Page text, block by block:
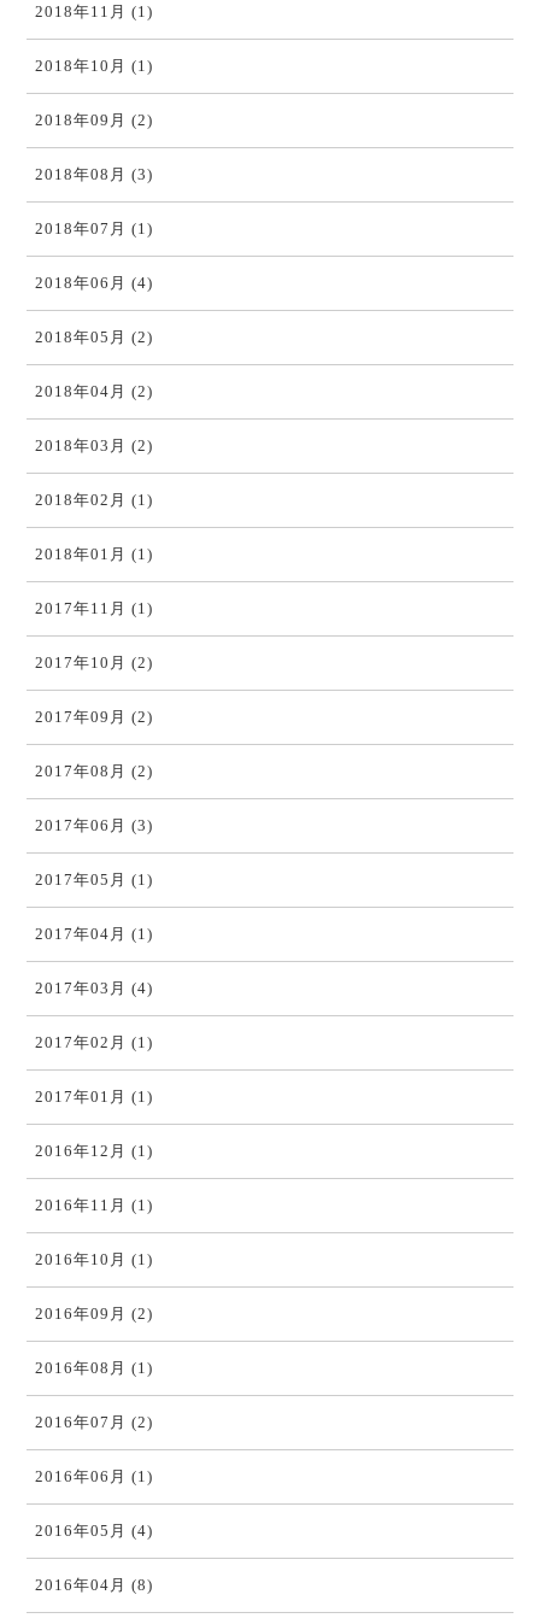
2018年11月 (1)
2018年10月 (1)
2018年09月 (2)
2018年08月 (3)
2018年07月 (1)
2018年06月 (4)
2018年05月 (2)
2018年04月 (2)
2018年03月 (2)
2018年02月 (1)
2018年01月 (1)
2017年11月 (1)
2017年10月 (2)
2017年09月 (2)
2017年08月 (2)
2017年06月 (3)
2017年05月 (1)
2017年04月 (1)
2017年03月 (4)
2017年02月 (1)
2017年01月 (1)
2016年12月 (1)
2016年11月 (1)
2016年10月 (1)
2016年09月 (2)
2016年08月 (1)
2016年07月 (2)
2016年06月 (1)
2016年05月 (4)
2016年04月 (8)